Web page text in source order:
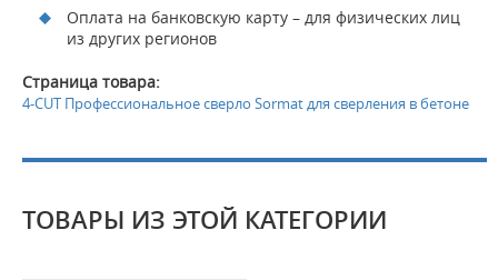
Оплата на банковскую карту – для физических лиц
из других регионов
Страница товара:
4-CUT Профессиональное сверло Sormat для сверления в бетоне
ТОВАРЫ ИЗ ЭТОЙ КАТЕГОРИИ